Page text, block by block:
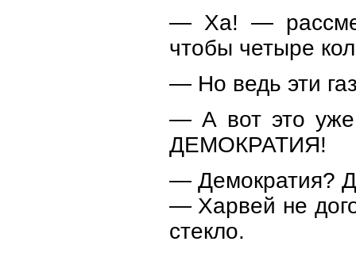
— Ха! —
чтобы четыре
— Но ведь эти
— А вот это уже
ДЕМОКРАТИЯ!
— Демократия?
— Харвей не
стекло.